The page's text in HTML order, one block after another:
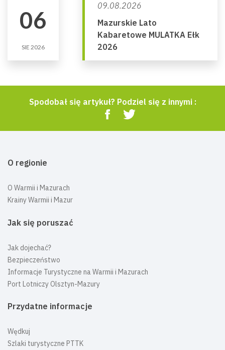
06
SIE 2026
09.08.2026
Mazurskie Lato
Kabaretowe MULATKA Ełk
2026
Spodobał się artykuł? Podziel się z innymi :
O regionie
O Warmii i Mazurach
Krainy Warmii i Mazur
Jak się poruszać
Jak dojechać?
Bezpieczeństwo
Informacje Turystyczne na Warmii i Mazurach
Port Lotniczy Olsztyn-Mazury
Przydatne informacje
Wędkuj
Szlaki turystyczne PTTK